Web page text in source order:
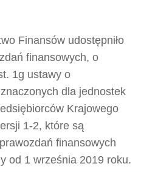
Finansów udostępniło
finansowych, o
1g ustawy o
dla jednostek
Krajowego
1-2, które są
finansowych
od 1 września 2019 roku.